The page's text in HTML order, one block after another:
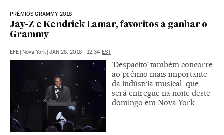
PRÊMIOS GRAMMY 2018
Jay-Z e Kendrick Lamar, favoritos a ganhar o
Grammy
EFE | Nova York | JAN 28, 2018 - 12:34 EST
‘Despacito’ também concorre
ao prêmio mais importante
da indústria musical, que
será entregue na noite deste
domingo em Nova York